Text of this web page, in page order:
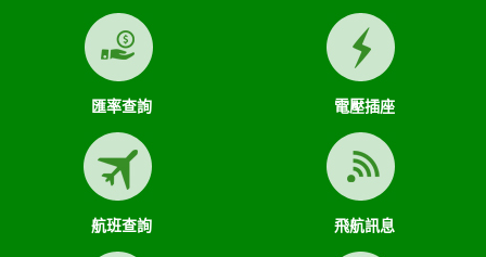
匯率查詢 電壓插座
航班查詢 飛航訊息